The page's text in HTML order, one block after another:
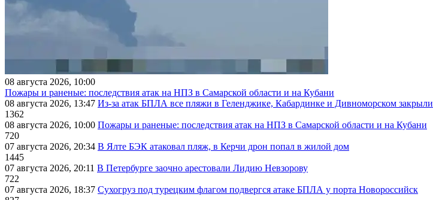
08 августа 2026, 10:00
Пожары и раненые: последствия атак на НПЗ в Самарской области и на Кубани
08 августа 2026, 13:47 Из-за атак БПЛА все пляжи в Геленджике, Кабардинке и Дивноморском закрыли
1362
08 августа 2026, 10:00 Пожары и раненые: последствия атак на НПЗ в Самарской области и на Кубани
720
07 августа 2026, 20:34 В Ялте БЭК атаковал пляж, в Керчи дрон попал в жилой дом
1445
07 августа 2026, 20:11 В Петербурге заочно арестовали Лидию Невзорову
722
07 августа 2026, 18:37 Сухогруз под турецким флагом подвергся атаке БПЛА у порта Новороссийск